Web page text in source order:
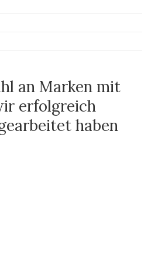
an Marken mit
erfolgreich
haben